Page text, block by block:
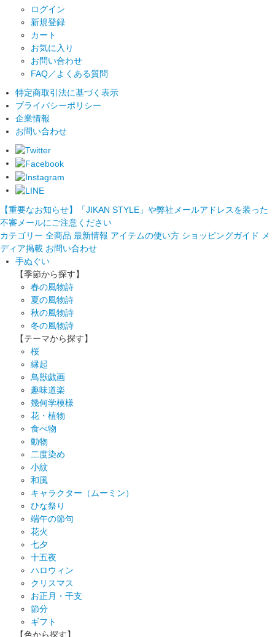
ログイン
新規登録
カート
お気に入り
お問い合わせ
FAQ／よくある質問
特定商取引法に基づく表示
プライバシーポリシー
企業情報
お問い合わせ
【重要なお知らせ】「JIKAN STYLE」や弊社メールアドレスを装った
不審メールにご注意ください
カテゴリー 全商品 最新情報 アイテムの使い方 ショッピングガイド
メ
ディア掲載 お問い合わせ
手ぬぐい
【季節から探す】
春の風物詩
夏の風物詩
秋の風物詩
冬の風物詩
【テーマから探す】
桜
縁起
鳥獣戯画
趣味道楽
幾何学模様
花・植物
食べ物
動物
二度染め
小紋
和風
キャラクター（ムーミン）
ひな祭り
端午の節句
花火
七夕
十五夜
ハロウィン
クリスマス
お正月・干支
節分
ギフト
【色から探す】